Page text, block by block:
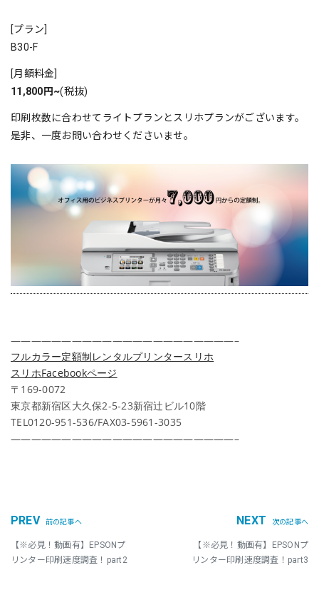
[プラン]
B30-F
[月額料金]
11,800円~(税抜)
印刷枚数に合わせてライトプランとスリホプランがございます。
是非、一度お問い合わせくださいませ。
——————————————————————–
フルカラー定額制レンタルプリンタースリホ
スリホFacebookページ
〒169-0072
東京都新宿区大久保2-5-23新宿辻ビル10階
TEL0120-951-536/FAX03-5961-3035
——————————————————————–
PREV 前の記事へ
【※必見！動画有】EPSONプ
リンター印刷速度調査！part2
NEXT 次の記事へ
【※必見！動画有】EPSONプ
リンター印刷速度調査！part3